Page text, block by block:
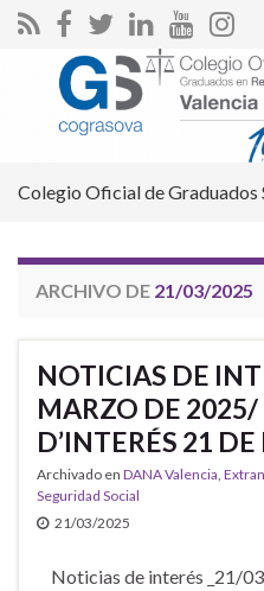
Search for:
Colegio Oficial de Graduados
ARCHIVO DE 21/03/2025
NOTICIAS DE
MARZO DE
D’INTERÉS 21
Archivado en DANA Valencia
Seguridad Social
21/03/2025
Noticias de interés _21/